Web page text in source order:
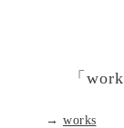
「
→ works